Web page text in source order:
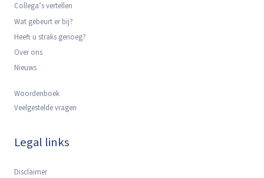
Collega’s vertellen
Wat gebeurt er bij?
Heeft u straks genoeg?
Over ons
Nieuws
Woordenboek
Veelgestelde vragen
Legal links
Disclaimer